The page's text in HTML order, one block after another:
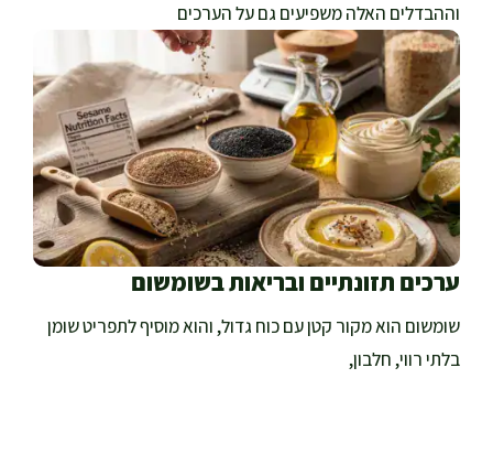
וההבדלים האלה משפיעים גם על הערכים
ערכים תזונתיים ובריאות בשומשום
שומשום הוא מקור קטן עם כוח גדול, והוא מוסיף לתפריט שומן
בלתי רווי, חלבון,